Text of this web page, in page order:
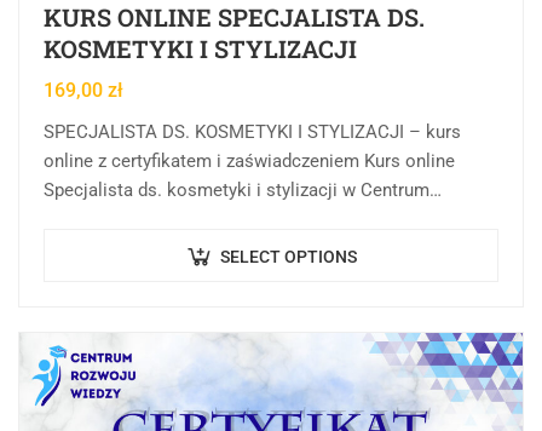
KURS ONLINE SPECJALISTA DS.
KOSMETYKI I STYLIZACJI
169,00 zł
SPECJALISTA DS. KOSMETYKI I STYLIZACJI – kurs
online z certyfikatem i zaświadczeniem Kurs online
Specjalista ds. kosmetyki i stylizacji w Centrum
SELECT OPTIONS